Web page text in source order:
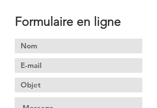
Formulaire en ligne